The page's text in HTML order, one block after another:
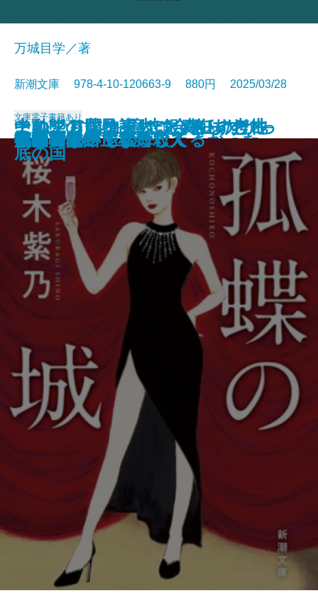
河を渡って木立の中へ
逃げろ逃げろ逃げろ！
灼熱の魂
銃を持つ花嫁
このクリニックはつぶれます！─
医療コンサル高柴一香の診断─
光の犬
中動態の世界─意志と責任の考古
学─
東大なんか入らなきゃよかった
それでも僕は東大に合格したかっ
た─偏差値35からの大逆転─
あの子とQ
万城目学／著
新潮文庫 978-4-10-120663-9 880円 2025/03/28
文庫電子書籍あり
孤蝶の城
春のこわいもの
アマチュア
ナルニア国物語4 銀のいすと地
底の国
母親になって後悔してる
族長の秋
美澄真白の正なる殺人
小暮写眞館〔上〕
小暮写眞館〔下〕
沈むフランシス